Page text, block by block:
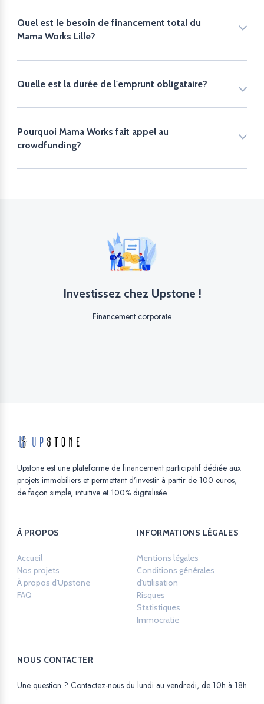
Quel est le besoin de financement total du
Mama Works Lille?
Quelle est la durée de l'emprunt obligataire?
Pourquoi Mama Works fait appel au
crowdfunding?
Investissez chez Upstone !
Financement corporate
Upstone est une plateforme de financement participatif dédiée aux
projets immobiliers et permettant d’investir à partir de 100 euros,
de façon simple, intuitive et 100% digitalisée.
À PROPOS
Accueil
Nos projets
À propos d'Upstone
FAQ
INFORMATIONS LÉGALES
Mentions légales
Conditions générales
d'utilisation
Risques
Statistiques
Immocratie
NOUS CONTACTER
Une question ? Contactez-nous du lundi au vendredi, de 10h à 18h